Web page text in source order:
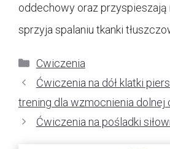
oddechowy oraz
sprzyja spalaniu tkanki
Kategorie
Cwiczenia
Ćwiczenia na dół klatki
trening dla wzmocnienia dolnej
Ćwiczenia na pośladki